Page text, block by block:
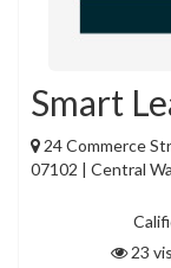
Smart
24 Commerce
07102 | Central
23